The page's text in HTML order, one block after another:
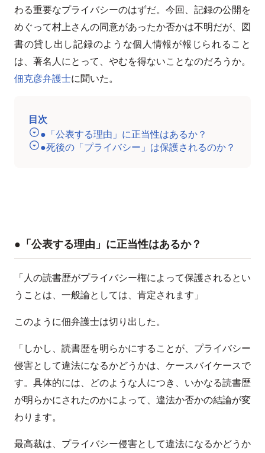
わる重要なプライバシーのはずだ。今回、記録の公開を
めぐって村上さんの同意があったか否かは不明だが、図
書の貸し出し記録のような個人情報が報じられること
は、著名人にとって、やむを得ないことなのだろうか。
佃克彦弁護士に聞いた。
目次
●「公表する理由」に正当性はあるか？
●死後の「プライバシー」は保護されるのか？
●「公表する理由」に正当性はあるか？
「人の読書歴がプライバシー権によって保護されるとい
うことは、一般論としては、肯定されます」
このように佃弁護士は切り出した。
「しかし、読書歴を明らかにすることが、プライバシー
侵害として違法になるかどうかは、ケースバイケースで
す。具体的には、どのような人につき、いかなる読書歴
が明らかにされたのかによって、違法か否かの結論が変
わります。
最高裁は、プライバシー侵害として違法になるかどうか